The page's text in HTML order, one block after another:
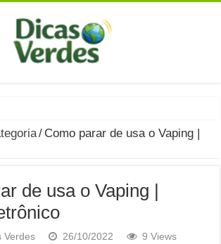
Pastrami? Saiba Quando o Consumo é
e ricas em eletrólitos: quais são e
uma Economia Circular?
de Isabella Nardoni : O que Diz a
picles e alimentos em conserva durante
/ Como parar de usa o Vaping |
de usa o Vaping |
Verdes 26/10/2022 9 Views